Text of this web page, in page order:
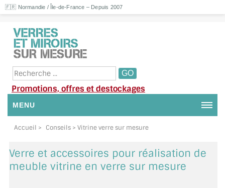
🇫🇷 Normandie / Île-de-France – Depuis 2007
Promotions, offres et destockages
MENU
NOUS CONTACTER
MON COMPTE / SE CONNECTER
DEMANDE DE DEVIS
Accueil > Conseils > Vitrine verre sur mesure
Verre et accessoires pour réalisation de
meuble vitrine en verre sur mesure